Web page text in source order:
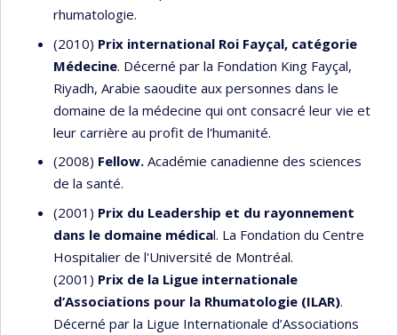
rhumatologie.
(2010) Prix international Roi Fayçal, catégorie
Médecine. Décerné par la Fondation King Fayçal,
Riyadh, Arabie saoudite aux personnes dans le
domaine de la médecine qui ont consacré leur vie et
leur carrière au profit de l'humanité.
(2008) Fellow. Académie canadienne des sciences
de la santé.
(2001) Prix du Leadership et du rayonnement
dans le domaine médical. La Fondation du Centre
Hospitalier de l'Université de Montréal.
(2001) Prix de la Ligue internationale
d’Associations pour la Rhumatologie (ILAR).
Décerné par la Ligue Internationale d’Associations